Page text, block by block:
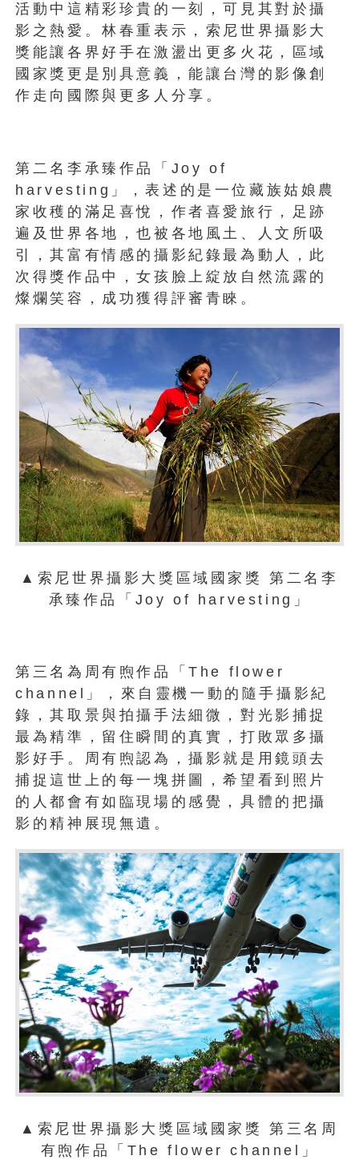
活動中這精彩珍貴的一刻，可見其對於攝
影之熱愛。林春重表示，索尼世界攝影大
獎能讓各界好手在激盪出更多火花，區域
國家獎更是別具意義，能讓台灣的影像創
作走向國際與更多人分享。
第二名李承臻作品「Joy of
harvesting」，表述的是一位藏族姑娘農
家收穫的滿足喜悅，作者喜愛旅行，足跡
遍及世界各地，也被各地風土、人文所吸
引，其富有情感的攝影紀錄最為動人，此
次得獎作品中，女孩臉上綻放自然流露的
燦爛笑容，成功獲得評審青睞。
▲索尼世界攝影大獎區域國家獎 第二名李
承臻作品「Joy of harvesting」
第三名為周有煦作品「The flower
channel」，來自靈機一動的隨手攝影紀
錄，其取景與拍攝手法細微，對光影捕捉
最為精準，留住瞬間的真實，打敗眾多攝
影好手。周有煦認為，攝影就是用鏡頭去
捕捉這世上的每一塊拼圖，希望看到照片
的人都會有如臨現場的感覺，具體的把攝
影的精神展現無遺。
▲索尼世界攝影大獎區域國家獎 第三名周
有煦作品「The flower channel」